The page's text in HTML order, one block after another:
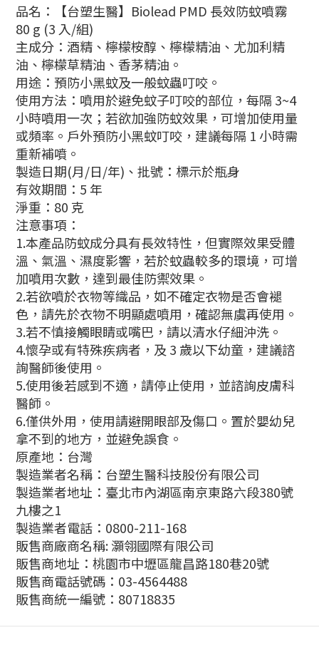
品名：【台塑生醫】Biolead PMD 長效防蚊噴霧
80 g (3 入/組)
主成分：酒精、檸檬桉醇、檸檬精油、尤加利精
油、檸檬草精油、香茅精油。
用途：預防小黑蚊及一般蚊蟲叮咬。
使用方法：噴用於避免蚊子叮咬的部位，每隔 3~4
小時噴用一次；若欲加強防蚊效果，可增加使用量
或頻率。戶外預防小黑蚊叮咬，建議每隔 1 小時需
重新補噴。
製造日期(月/日/年)、批號：標示於瓶身
有效期間：5 年
淨重：80 克
注意事項：
1.本產品防蚊成分具有長效特性，但實際效果受體
溫、氣溫、濕度影響，若於蚊蟲較多的環境，可增
加噴用次數，達到最佳防禦效果。
2.若欲噴於衣物等織品，如不確定衣物是否會褪
色，請先於衣物不明顯處噴用，確認無虞再使用。
3.若不慎接觸眼睛或嘴巴，請以清水仔細沖洗。
4.懷孕或有特殊疾病者，及 3 歲以下幼童，建議諮
詢醫師後使用。
5.使用後若感到不適，請停止使用，並諮詢皮膚科
醫師。
6.僅供外用，使用請避開眼部及傷口。置於嬰幼兒
拿不到的地方，並避免誤食。
原產地：台灣
製造業者名稱：台塑生醫科技股份有限公司
製造業者地址：臺北市內湖區南京東路六段380號
九樓之1
製造業者電話：0800-211-168
販售商廠商名稱: 灝翎國際有限公司
販售商地址：桃園市中壢區龍昌路180巷20號
販售商電話號碼：03-4564488
販售商統一編號：80718835